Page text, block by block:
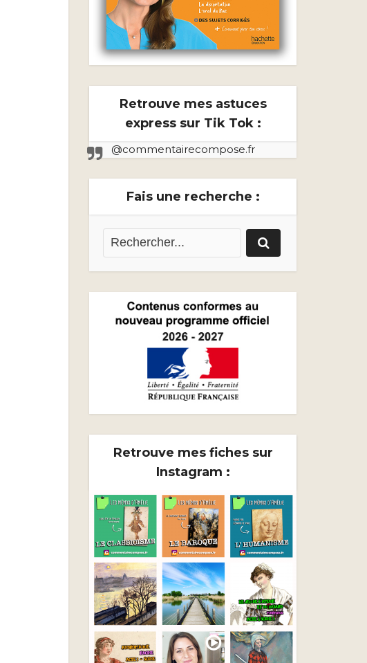
Retrouve mes astuces
express sur Tik Tok :
@commentairecompose.fr
Fais une recherche :
Retrouve mes fiches sur
Instagram :